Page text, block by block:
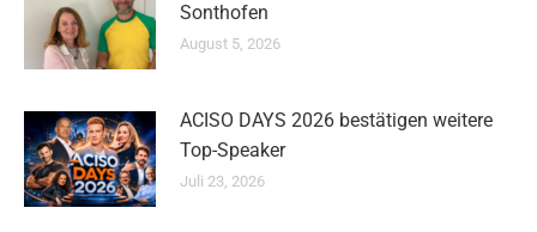
Sonthofen
August 5, 2026
ACISO DAYS 2026 bestätigen weitere
Top-Speaker
Juli 23, 2026